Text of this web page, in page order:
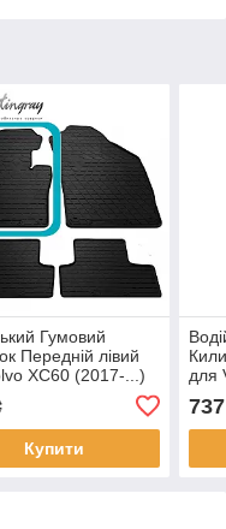
Гумовий
Передній лівий
XC60 (2017-...)
Купити
для
737